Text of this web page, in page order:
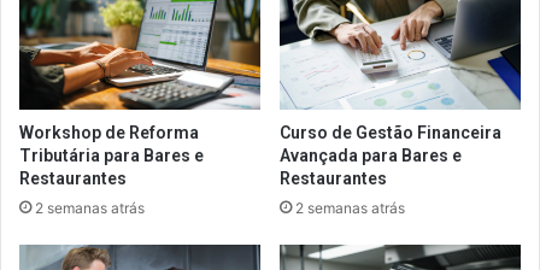
Workshop de Reforma
Tributária para Bares e
Restaurantes
2 semanas atrás
Curso de Gestão Financeira
Avançada para Bares e
Restaurantes
2 semanas atrás